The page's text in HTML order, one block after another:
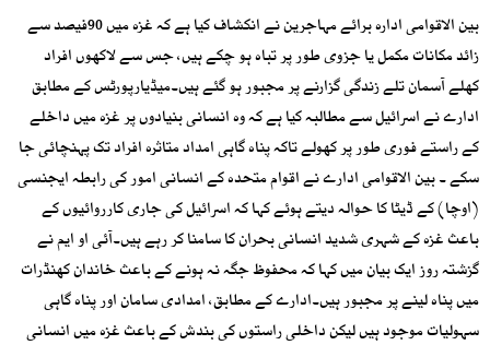
بین الاقوامی ادارہ برائے مہاجرین نے انکشاف کیا ہے کہ غزہ میں 90فیصد سے
زائد مکانات مکمل یا جزوی طور پر تباہ ہو چکے ہیں، جس سے لاکھوں افراد
کھلے آسمان تلے زندگی گزارنے پر مجبور ہو گئے ہیں۔میڈیارپورٹس کے مطابق
ادارے نے اسرائیل سے مطالبہ کیا ہے کہ وہ انسانی بنیادوں پر غزہ میں داخلے
کے راستے فوری طور پر کھولے تاکہ پناہ گاہی امداد متاثرہ افراد تک پہنچائی جا
سکے ۔ بین الاقوامی ادارے نے اقوام متحدہ کے انسانی امور کی رابطہ ایجنسی
(اوچا) کے ڈیٹا کا حوالہ دیتے ہوئے کہا کہ اسرائیل کی جاری کارروائیوں کے
باعث غزہ کے شہری شدید انسانی بحران کا سامنا کر رہے ہیں۔آئی او ایم نے
گزشتہ روز ایک بیان میں کہا کہ محفوظ جگہ نہ ہونے کے باعث خاندان کھنڈرات
میں پناہ لینے پر مجبور ہیں۔ادارے کے مطابق، امدادی سامان اور پناہ گاہی
سہولیات موجود ہیں لیکن داخلی راستوں کی بندش کے باعث غزہ میں انسانی